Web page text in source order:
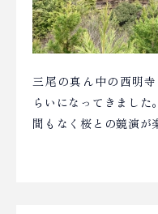
三尾の真ん中の西明
らいになってきました。
間もなく桜との競演が